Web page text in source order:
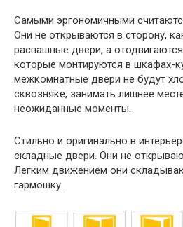
Самыми эргономичными
Они не открываются в сторону,
распашные двери, а
которые монтируются в шкафах-
межкомнатные двери не будут
сквозняке, занимать лишнее
неожиданные моменты.
Стильно и оригинально в
складные двери. Они не
Легким движением они
гармошку.